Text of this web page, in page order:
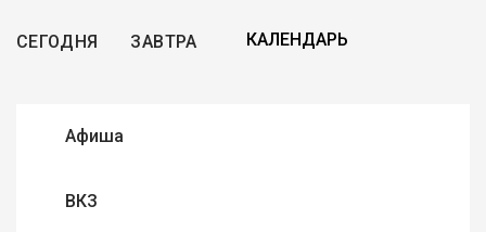
СЕГОДНЯ ЗАВТРА
Афиша
ВКЗ